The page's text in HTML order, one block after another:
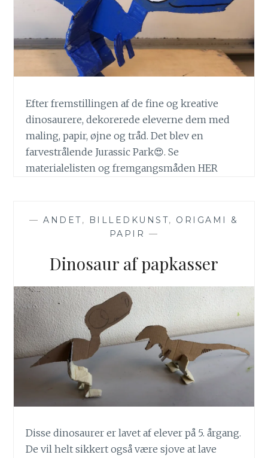
Efter fremstillingen af de fine og kreative
dinosaurere, dekorerede eleverne dem med
maling, papir, øjne og tråd. Det blev en
farvestrålende Jurassic Park😍. Se
materialelisten og fremgangsmåden HER
—ANDET, BILLEDKUNST, ORIGAMI &
PAPIR —
Dinosaur af papkasser
Disse dinosaurer er lavet af elever på 5. årgang.
De vil helt sikkert også være sjove at lave